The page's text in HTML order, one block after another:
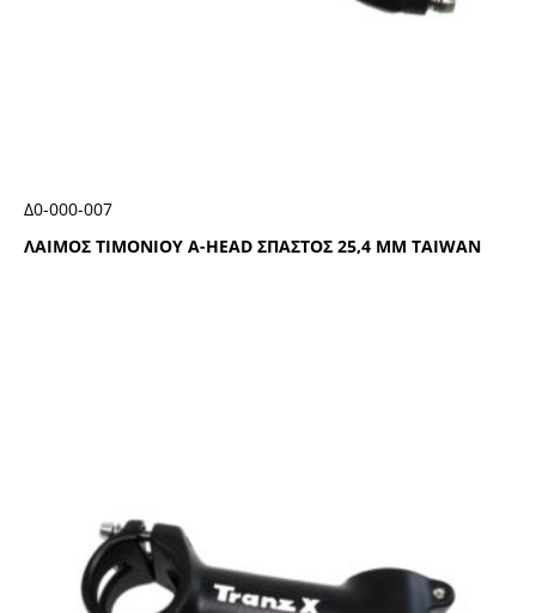
ΛΑΙΜΟΣ ΤΙΜΟΝΙΟΥ Α-ΗΕΑD ΣΠΑΣΤΟΣ 25,4 ΜΜ ΤΑΙWΑΝ
Δ0-000-007